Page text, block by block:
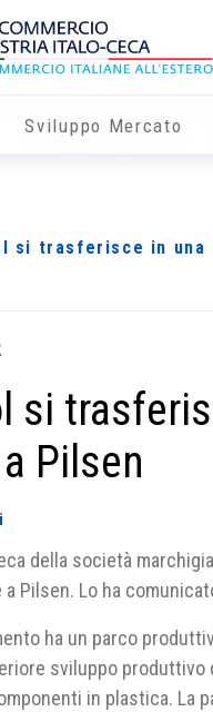
Sviluppo Mercato
si trasferisce in una
si
Pilsen
della società
a Pilsen. Lo ha
ha un parco
sviluppo produttivo
in plastica. La